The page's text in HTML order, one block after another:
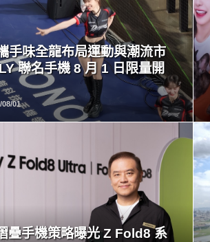
手味全龍布局運動與潮流市
聯名手機 8 月 1 日限量開
08/01
READ
MORE
疊手機策略曝光 Z Fold8 系